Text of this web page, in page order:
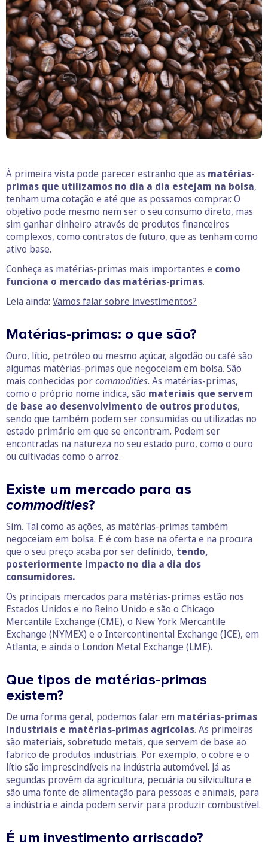
À primeira vista pode parecer estranho que as matérias-
primas que utilizamos no dia a dia estejam na bolsa,
tenham uma cotação e até que as possamos comprar. O
objetivo pode mesmo nem ser o seu consumo direto, mas
sim ganhar dinheiro através de produtos financeiros
complexos, como contratos de futuro, que as tenham como
ativo base.
Conheça as matérias-primas mais importantes e como
funciona o mercado das matérias-primas.
Leia ainda: Vamos falar sobre investimentos?
Matérias-primas: o que são?
Ouro, lítio, petróleo ou mesmo açúcar, algodão ou café são
algumas matérias-primas que negoceiam em bolsa. São
mais conhecidas porcommodities. As matérias-primas,
como o próprio nome indica, são materiais que servem
de base ao desenvolvimento de outros produtos,
sendo que também podem ser consumidas ou utilizadas no
estado primário em que se encontram. Podem ser
encontradas na natureza no seu estado puro, como o ouro
ou cultivadas como o arroz.
Existe um mercado para as
commodities?
Sim. Tal como as ações, as matérias-primas também
negoceiam em bolsa. E é com base na oferta e na procura
que o seu preço acaba por ser definido, tendo,
posteriormente impacto no dia a dia dos
consumidores.
Os principais mercados para matérias-primas estão nos
Estados Unidos e no Reino Unido e são o Chicago
Mercantile Exchange (CME), o New York Mercantile
Exchange (NYMEX) e o Intercontinental Exchange (ICE), em
Atlanta, e ainda o London Metal Exchange (LME).
Que tipos de matérias-primas
existem?
De uma forma geral, podemos falar em matérias-primas
industriais e matérias-primas agrícolas. As primeiras
são materiais, sobretudo metais, que servem de base ao
fabrico de produtos industriais. Por exemplo, o cobre e o
lítio são imprescindíveis na indústria automóvel. Já as
segundas provêm da agricultura, pecuária ou silvicultura e
são uma fonte de alimentação para pessoas e animais, para
a indústria e ainda podem servir para produzir combustível.
É um investimento arriscado?